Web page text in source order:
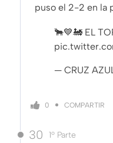
puso el 2-2 en la
🐂💙🚂 EL
— CRUZ
0 COMPARTIR
30 1º Parte